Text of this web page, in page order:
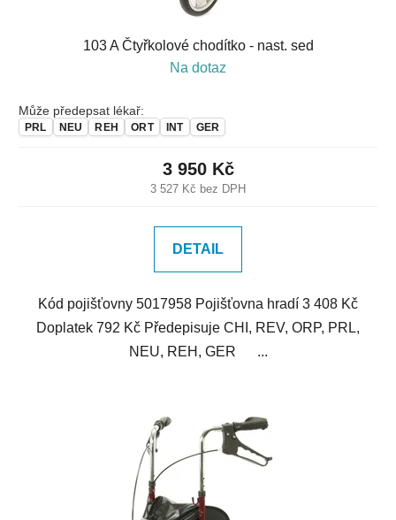
103 A Čtyřkolové chodítko - nast. sed
Na dotaz
Může předepsat lékař:
PRL NEU REH ORT INT GER
3 527 Kč bez DPH
3 950 Kč
DETAIL
Kód pojišťovny 5017958 Pojišťovna hradí 3 408 Kč
Doplatek 792 Kč Předepisuje CHI, REV, ORP, PRL,
NEU, REH, GER ...